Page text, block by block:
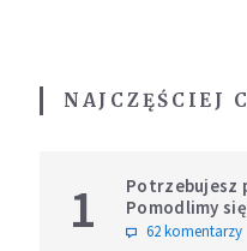
NAJCZĘŚCIEJ
1
Potrzebujesz
Pomodlimy
intencji
62 komentarzy